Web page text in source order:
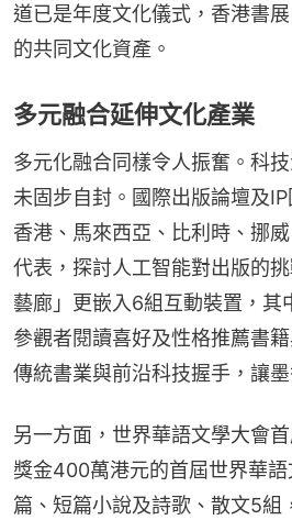
道已是年度文化儀式，香港書
的共同文化資產。
多元融合延伸文化產業
多元化融合同樣令人振奮。科
未固步自封。國際出版論壇及
香港、馬來西亞、比利時、挪
代表，探討人工智能對出版的
藝廊」更嵌入6組互動裝置，其
參觀者閱讀喜好及性格推薦書
傳統書業與前沿科技握手，讓
另一方面，世界華語文學大會
獎金400萬港元的首屆世界華
篇、短篇小說及詩歌、散文5組